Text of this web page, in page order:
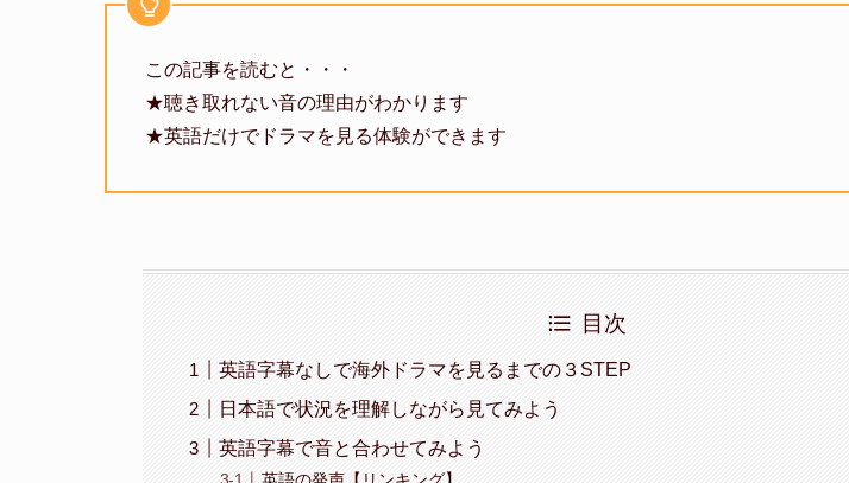
この記事を読むと・・・
★聴き取れない音の理由がわかります
★英語だけでドラマを見る体験ができます
目次
英語字幕なしで海外ドラマを見るまでの３STEP
日本語で状況を理解しながら見てみよう
英語字幕で音と合わせてみよう